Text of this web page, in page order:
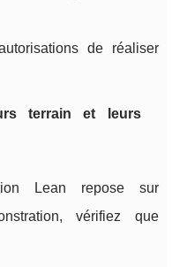
de réaliser
terrain et leurs
Lean repose sur
vérifiez que